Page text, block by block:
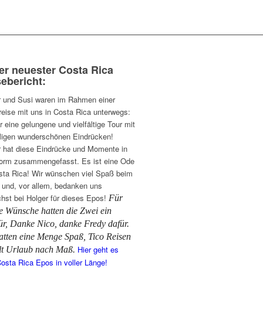
neuester Costa Rica
und Susi waren im Rahmen einer
mit uns in Costa Rica unterwegs:
eine gelungene und vielfältige Tour mit
wunderschönen Eindrücken!
hat diese Eindrücke und Momente in
zusammengefasst. Es ist eine Ode
Rica! Wir wünschen viel Spaß beim
vor allem, bedanken uns
bei Holger für dieses Epos! Für
Wünsche hatten die Zwei ein
Danke Nico, danke Fredy dafür.
eine Menge Spaß, Tico Reisen
Urlaub nach Maß. Hier geht es
Rica Epos in voller Länge!